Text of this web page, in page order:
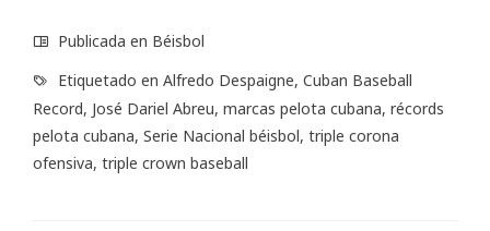
Publicada en Béisbol
Etiquetado en Alfredo Despaigne, Cuban Baseball
Record, José Dariel Abreu, marcas pelota cubana, récords
pelota cubana, Serie Nacional béisbol, triple corona
ofensiva, triple crown baseball